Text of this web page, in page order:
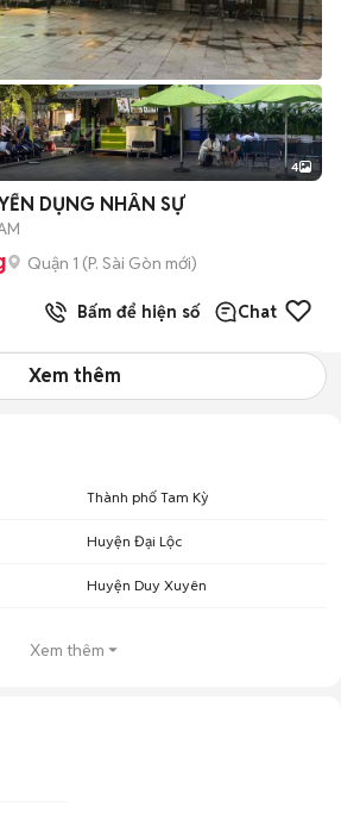
4
DỤNG NHÂN SỰ
Quận 1 (P. Sài Gòn mới)
Bấm để hiện số Chat
Xem thêm
Thành phố Tam Kỳ
Huyện Đại Lộc
Huyện Duy Xuyên
Xem thêm